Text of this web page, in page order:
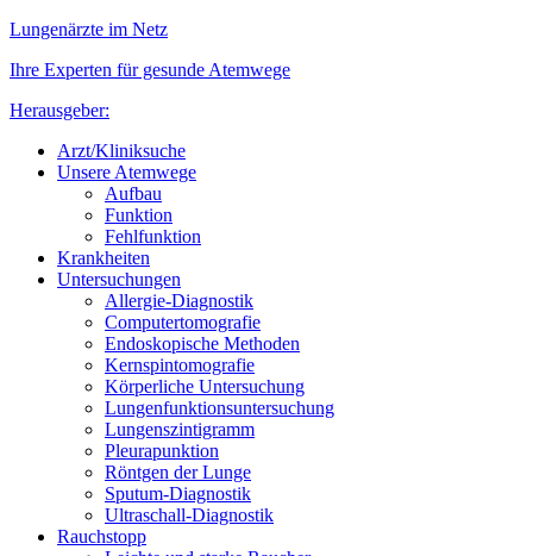
Lungenärzte im Netz
Ihre Experten für gesunde Atemwege
Herausgeber:
Arzt/Kliniksuche
Unsere Atemwege
Aufbau
Funktion
Fehlfunktion
Krankheiten
Untersuchungen
Allergie-Diagnostik
Computertomografie
Endoskopische Methoden
Kernspintomografie
Körperliche Untersuchung
Lungenfunktionsuntersuchung
Lungenszintigramm
Pleurapunktion
Röntgen der Lunge
Sputum-Diagnostik
Ultraschall-Diagnostik
Rauchstopp